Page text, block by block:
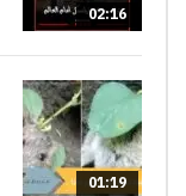
02:16
01:19